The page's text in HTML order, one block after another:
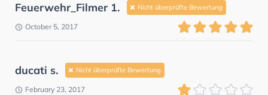
Feuerwehr_Filmer 1. Nicht überprüfte Bewertung
October 5, 2017
ducati s. Nicht überprüfte Bewertung
February 23, 2017